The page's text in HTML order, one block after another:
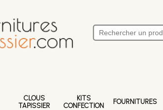
CLOUS
TAPISSIER
KITS
CONFECTION
FOURNITURES